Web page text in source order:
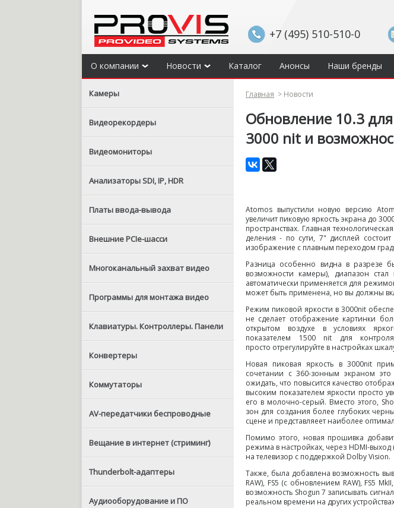
+7 (495) 510-510-0
О компании Новости Каталог Анонсы Наши бренды
Камеры
Видеорекордеры
Видеомониторы
Анализаторы SDI, IP, HDR
Платы ввода-вывода
Внешние PCIe-шасси
Многоканальный захват видео
Программы для монтажа видео
Клавиатуры. Контроллеры. Панели
Конвертеры
Коммутаторы
AV-передатчики беспроводные
Вещание в интернет (стриминг)
Thunderbolt-адаптеры
Аудиооборудование и ПО
Главная > Новости
Обновление 10.3
3000 nit и
Atomos выпустили новую версию
увеличит пиковую яркость экрана до
пространствах. Главная
деления - по сути, 7" дисплей
изображение с плавным переходом
Разница особенно видна в разрезе
возможности камеры), диапазон
автоматически применяется для
может быть применена, но вы должны
Режим пиковой яркости в 3000nit
не сделает отображение картинки
открытом воздухе в условиях
показателем 1500 nit для
просто отрегулируйте в настройках
Новая пиковая яркость в 3000nit
сочетании с 360-зонным экраном
ожидать, что повысится качество
высоким показателем яркости просто
его в молочно-серый. Вместо этого,
зон для создания более глубоких
сцене и представляеет наиболее
Помимо этого, новая прошивка
режима в настройках, через HDMI-
на телевизор с поддержкой Dolby Vision.
Также, была добавлена возможность
RAW), FS5 (с обновлением RAW), FS5
возможность Shogun 7 записывать
реальном времени на других